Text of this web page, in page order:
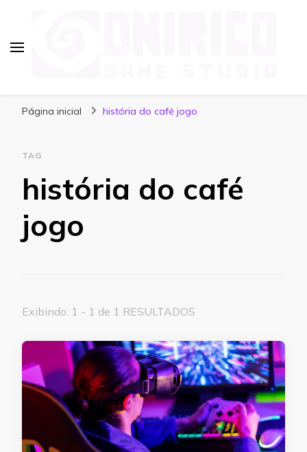
Página inicial história do café jogo
TAG
história do café
jogo
Exibindo: 1 - 1 de 1 RESULTADOS